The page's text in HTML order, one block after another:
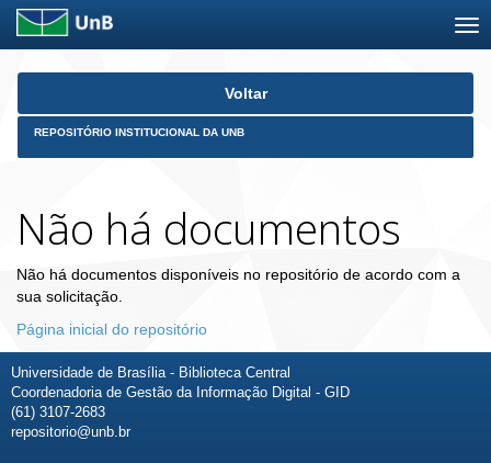
Skip
Voltar
REPOSITÓRIO INSTITUCIONAL DA UNB
Não há documentos
Não há documentos disponíveis no repositório de acordo com a
sua solicitação.
Página inicial do repositório
Universidade de Brasília - Biblioteca Central
Coordenadoria de Gestão da Informação Digital - GID
(61) 3107-2683
repositorio@unb.br